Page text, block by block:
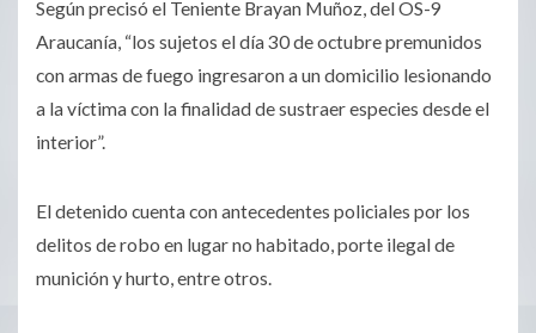
Según precisó el Teniente Brayan Muñoz, del OS-9
Araucanía, “los sujetos el día 30 de octubre premunidos
con armas de fuego ingresaron a un domicilio lesionando
a la víctima con la finalidad de sustraer especies desde el
interior”.
El detenido cuenta con antecedentes policiales por los
delitos de robo en lugar no habitado, porte ilegal de
munición y hurto, entre otros.